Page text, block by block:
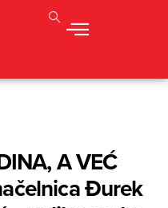
A VEĆ
Đurek